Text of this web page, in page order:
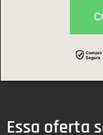
Essa oferta